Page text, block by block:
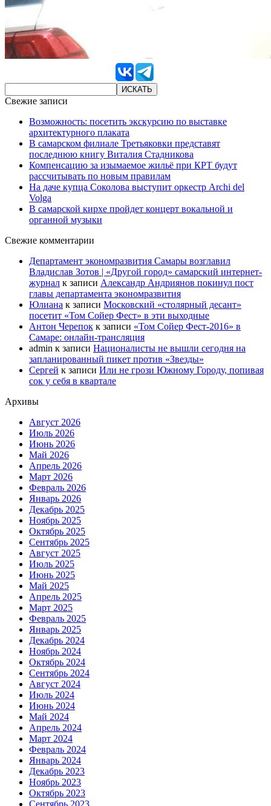
Свежие записи
Возможность: посетить экскурсию по выставке
архитектурного плаката
В самарском филиале Третьяковки представят
последнюю книгу Виталия Стадникова
Компенсацию за изымаемое жильё при КРТ будут
рассчитывать по новым правилам
На даче купца Соколова выступит оркестр Archi del
Volga
В самарской кирхе пройдет концерт вокальной и
органной музыки
Свежие комментарии
Департамент экономразвития Самары возглавил
Владислав Зотов | «Другой город» самарский интернет-
журнал к записи Александр Андриянов покинул пост
главы департамента экономразвития
Юлиана к записи Московский «столярный десант»
посетит «Том Сойер Фест» в эти выходные
Антон Черепок к записи «Том Сойер Фест-2016» в
Самаре: онлайн-трансляция
admin к записи Националисты не вышли сегодня на
запланированный пикет против «Звезды»
Сергей к записи Или не грози Южному Городу, попивая
сок у себя в квартале
Архивы
Август 2026
Июль 2026
Июнь 2026
Май 2026
Апрель 2026
Март 2026
Февраль 2026
Январь 2026
Декабрь 2025
Ноябрь 2025
Октябрь 2025
Сентябрь 2025
Август 2025
Июль 2025
Июнь 2025
Май 2025
Апрель 2025
Март 2025
Февраль 2025
Январь 2025
Декабрь 2024
Ноябрь 2024
Октябрь 2024
Сентябрь 2024
Август 2024
Июль 2024
Июнь 2024
Май 2024
Апрель 2024
Март 2024
Февраль 2024
Январь 2024
Декабрь 2023
Ноябрь 2023
Октябрь 2023
Сентябрь 2023